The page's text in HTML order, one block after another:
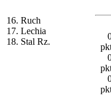
16. Ruch
17. Lechia
18. Stal Rz.